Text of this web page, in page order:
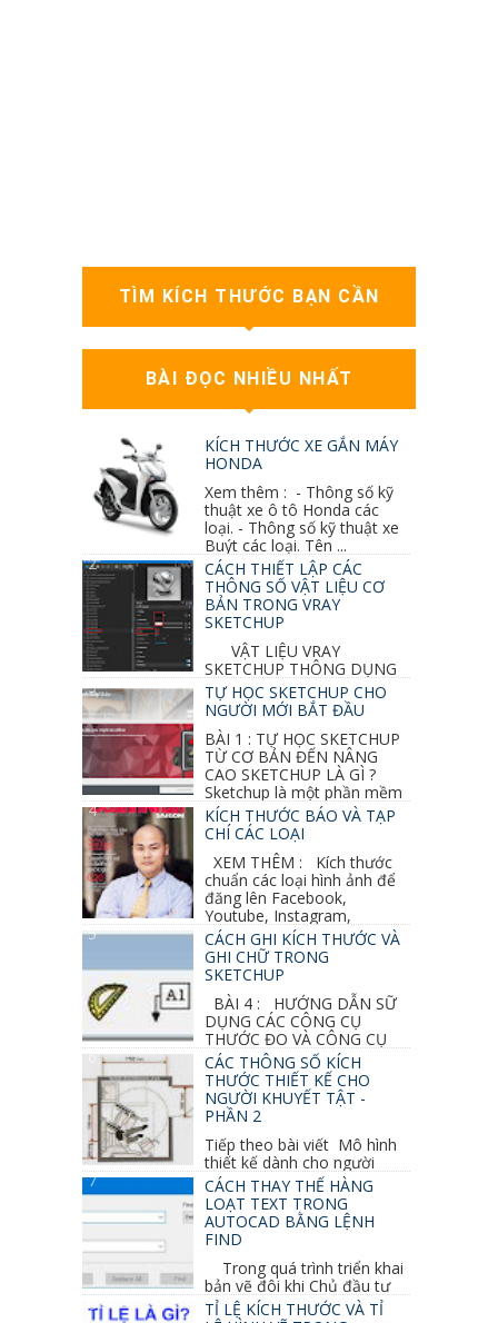
TÌM KÍCH THƯỚC BẠN CẦN
BÀI ĐỌC NHIỀU NHẤT
KÍCH THƯỚC XE GẮN MÁY
HONDA
Xem thêm : - Thông số kỹ
thuật xe ô tô Honda các
loại. - Thông số kỹ thuật xe
Buýt các loại. Tên ...
CÁCH THIẾT LẬP CÁC
THÔNG SỐ VẬT LIỆU CƠ
BẢN TRONG VRAY
SKETCHUP
VẬT LIỆU VRAY
SKETCHUP THÔNG DỤNG
NHẤT 1. VẬT LIỆU VRAY INOX BÓNG: ●
Diffuse : đen ● Reflection color ...
TỰ HỌC SKETCHUP CHO
NGƯỜI MỚI BẮT ĐẦU
BÀI 1 : TỰ HỌC SKETCHUP
TỪ CƠ BẢN ĐẾN NÂNG
CAO SKETCHUP LÀ GÌ ?
Sketchup là một phần mềm
vẽ 3d của Google, nó khá dễ sữ...
KÍCH THƯỚC BÁO VÀ TẠP
CHÍ CÁC LOẠI
XEM THÊM : Kích thước
chuẩn các loại hình ảnh để
đăng lên Facebook,
Youtube, Instagram,
Linkedin, Pinterest...CÁCH GHI KÍCH THƯỚC VÀ
GHI CHỮ TRONG
SKETCHUP
BÀI 4 : HƯỚNG DẪN SỮ
DỤNG CÁC CÔNG CỤ
THƯỚC ĐO VÀ CÔNG CỤ
GHI CHỮ 2D, 3D TRONG SKETCHUP Ở bài
học trước ta đã...
CÁC THÔNG SỐ KÍCH
THƯỚC THIẾT KẾ CHO
NGƯỜI KHUYẾT TẬT -
PHẦN 2
Tiếp theo bài viết Mô hình
thiết kế dành cho người
khuyết tật ở phần 1 chúng ta cùng tìm hiểu
thêm các vấn đề và...
CÁCH THAY THẾ HÀNG
LOẠT TEXT TRONG
AUTOCAD BẰNG LỆNH
FIND
Trong quá trình triển khai
bản vẽ đôi khi Chủ đầu tư
thay đổi thiết kế hoặc do bản vẽ mình ghi chú
TỈ LỆ KÍCH THƯỚC VÀ TỈ